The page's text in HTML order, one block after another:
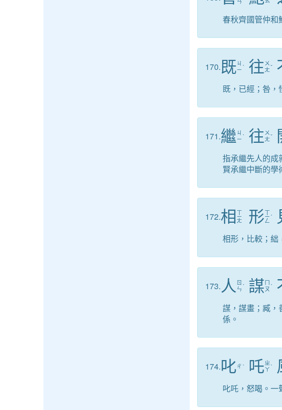
ㄢ
春秋齊國管仲和
170. 既 ㄐ
ㄧˋ 往 ㄨ
ㄤˇ
既，已經；咎，
171.繼 ㄐ
ㄧˋ 往 ㄨ
ㄤˇ
指承繼先人的
賢承繼中斷的學
172.相 ㄒ
ㄧ
ㄤ 形ㄒ
ㄧ
ㄥ
ˊ
相形，比較；絀
173. 人 ㄖ
ㄣ ˊ 謀 ㄇ
ㄡ ˊ
謀，謀畫；臧，
係。
174.叱ㄔ ˋ 吒ㄓ
ㄚˋ
叱吒，怒喝。一